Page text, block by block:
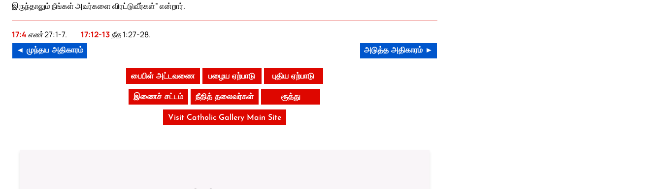
இருந்தாலும் நீங்கள் அவர்களை விரட்டுவீர்கள்” என்றார்.
17:4எண் 27:1-7. 17:12-13நீத 1:27-28.
◄ முந்தய அதிகாரம் அடுத்த அதிகாரம் ►
பைபிள் அட்டவணை பழைய ஏற்பாடு புதிய ஏற்பாடு
இணைச் சட்டம் நீதித் தலைவர்கள் ரூத்து
Visit Catholic Gallery Main Site